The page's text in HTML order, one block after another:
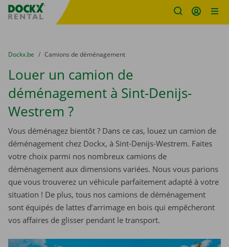
sitename
You are here:
du
Dockx.be to
Camions de déménagement
Louer un camion de
déménagement à Sint-Denijs-
Westrem ?
Vous déménagez bientôt ? Dans ce cas, louez un camion de
déménagement chez Dockx, à Sint-Denijs-Westrem. Faites
votre choix parmi nos nombreux camions de
déménagement aux dimensions variées. Nous vous parions
que vous trouverez un véhicule parfaitement adapté à votre
situation ! De plus, tous nos camions de déménagement
sont équipés de lattes d’arrimage en bois qui empêcheront
vos affaires de glisser pendant le transport.